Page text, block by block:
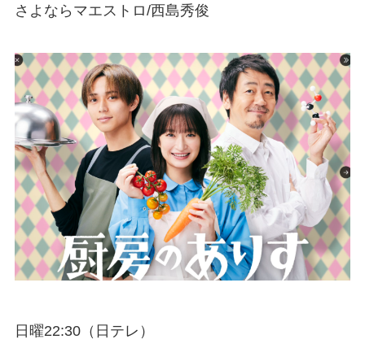
さよならマエストロ/西島秀俊
日曜22:30（日テレ）